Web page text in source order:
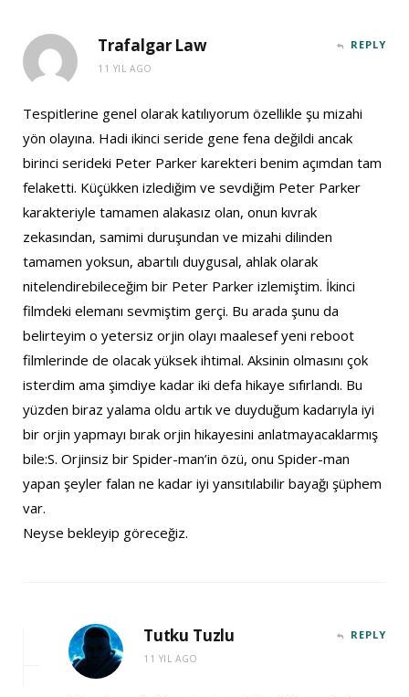
Trafalgar Law
11 YIL AGO
REPLY
Tespitlerine genel olarak katılıyorum özellikle şu mizahi
yön olayına. Hadi ikinci seride gene fena değildi ancak
birinci serideki Peter Parker karekteri benim açımdan tam
felaketti. Küçükken izlediğim ve sevdiğim Peter Parker
karakteriyle tamamen alakasız olan, onun kıvrak
zekasından, samimi duruşundan ve mizahi dilinden
tamamen yoksun, abartılı duygusal, ahlak olarak
nitelendirebileceğim bir Peter Parker izlemiştim. İkinci
filmdeki elemanı sevmiştim gerçi. Bu arada şunu da
belirteyim o yetersiz orjin olayı maalesef yeni reboot
filmlerinde de olacak yüksek ihtimal. Aksinin olmasını çok
isterdim ama şimdiye kadar iki defa hikaye sıfırlandı. Bu
yüzden biraz yalama oldu artık ve duyduğum kadarıyla iyi
bir orjin yapmayı bırak orjin hikayesini anlatmayacaklarmış
bile:S. Orjinsiz bir Spider-man’in özü, onu Spider-man
yapan şeyler falan ne kadar iyi yansıtılabilir bayağı şüphem
var.
Neyse bekleyip göreceğiz.
Tutku Tuzlu
11 YIL AGO
REPLY